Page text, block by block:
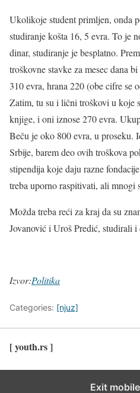
Ukolikoje student primljen, onda
studiranje košta 16, 5 evra. To je
dinar, studiranje je besplatno.
troškovne stavke za mesec dana
310 evra, hrana 220 (obe cifre se
Zatim, tu su i lični troškovi u koje
knjige, i oni iznose 270 evra.
Beču je oko 800 evra, u proseku.
Srbije, barem deo ovih troškova
stipendija koje daju razne
treba uporno raspitivati, ali mnogi
Možda treba reći za kraj da su
Jovanović i Uroš Predić, studirali
Izvor:Politika
Categories: [njuz]
[ youth.rs ]
Exit